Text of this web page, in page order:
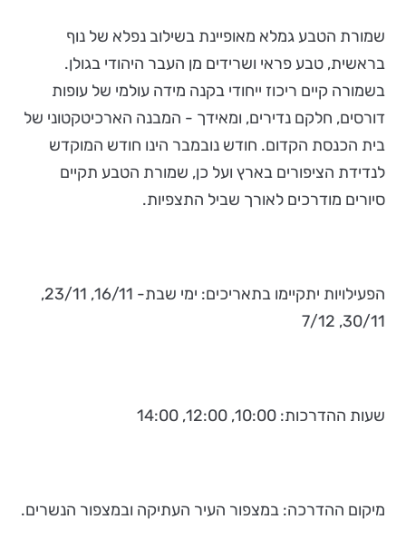
שמורת הטבע גמלא מאופיינת בשילוב נפלא של נוף
בראשית, טבע פראי ושרידים מן העבר היהודי בגולן.
בשמורה קיים ריכוז ייחודי בקנה מידה עולמי של עופות
דורסים, חלקם נדירים, ומאידך - המבנה הארכיטקטוני של
בית הכנסת הקדום. חודש נובמבר הינו חודש המוקדש
לנדידת הציפורים בארץ ועל כן, שמורת הטבע תקיים
סיורים מודרכים לאורך שביל התצפיות.
הפעילויות יתקיימו בתאריכים: ימי שבת- 16/11, 23/11,
30/11, 7/12
שעות ההדרכות: 10:00, 12:00, 14:00
מיקום ההדרכה: במצפור העיר העתיקה ובמצפור הנשרים.